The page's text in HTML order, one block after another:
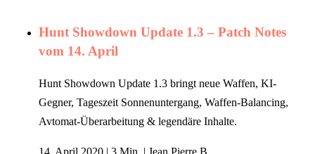
Hunt Showdown Update 1.3 – Patch Notes
vom 14. April
Hunt Showdown Update 1.3 bringt neue Waffen, KI-
Gegner, Tageszeit Sonnenuntergang, Waffen-Balancing,
Avtomat-Überarbeitung & legendäre Inhalte.
14. April 2020 | 3 Min. | Jean Pierre B.